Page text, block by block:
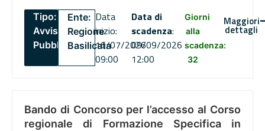
Tipo:
Avviso
Pubblico
Ente:
Regione
Basilicata
Data
inizio:
16/07/2026
09:00
Data di
scadenza:
09/09/2026
12:00
Giorni
alla
scadenza:
32
Maggiori
dettagli
Bando di Concorso per l’accesso al Corso
regionale di Formazione Specifica in